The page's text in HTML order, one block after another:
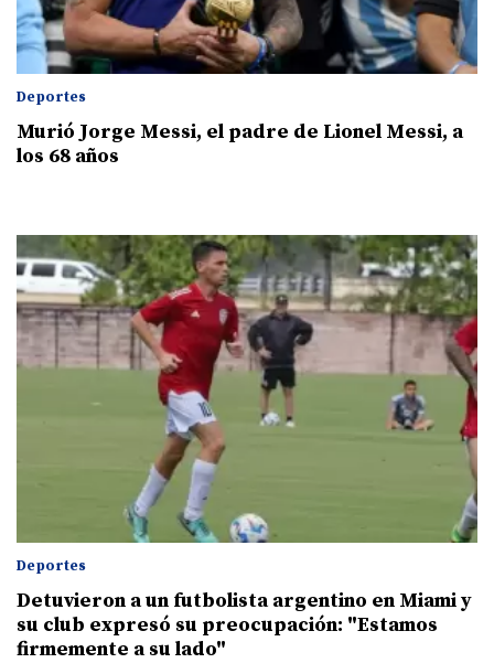
Deportes
Murió Jorge Messi, el padre de Lionel Messi, a
los 68 años
Deportes
Detuvieron a un futbolista argentino en Miami y
su club expresó su preocupación: "Estamos
firmemente a su lado"